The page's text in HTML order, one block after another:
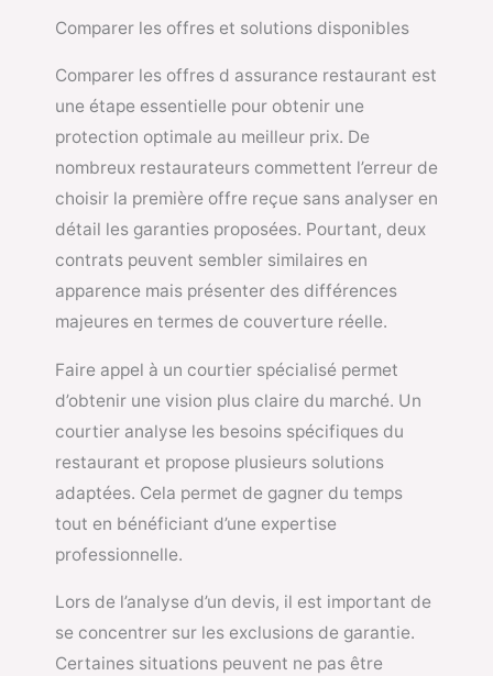
Comparer les offres et solutions disponibles
Comparer les offres d assurance restaurant est
une étape essentielle pour obtenir une
protection optimale au meilleur prix. De
nombreux restaurateurs commettent l’erreur de
choisir la première offre reçue sans analyser en
détail les garanties proposées. Pourtant, deux
contrats peuvent sembler similaires en
apparence mais présenter des différences
majeures en termes de couverture réelle.
Faire appel à un courtier spécialisé permet
d’obtenir une vision plus claire du marché. Un
courtier analyse les besoins spécifiques du
restaurant et propose plusieurs solutions
adaptées. Cela permet de gagner du temps
tout en bénéficiant d’une expertise
professionnelle.
Lors de l’analyse d’un devis, il est important de
se concentrer sur les exclusions de garantie.
Certaines situations peuvent ne pas être